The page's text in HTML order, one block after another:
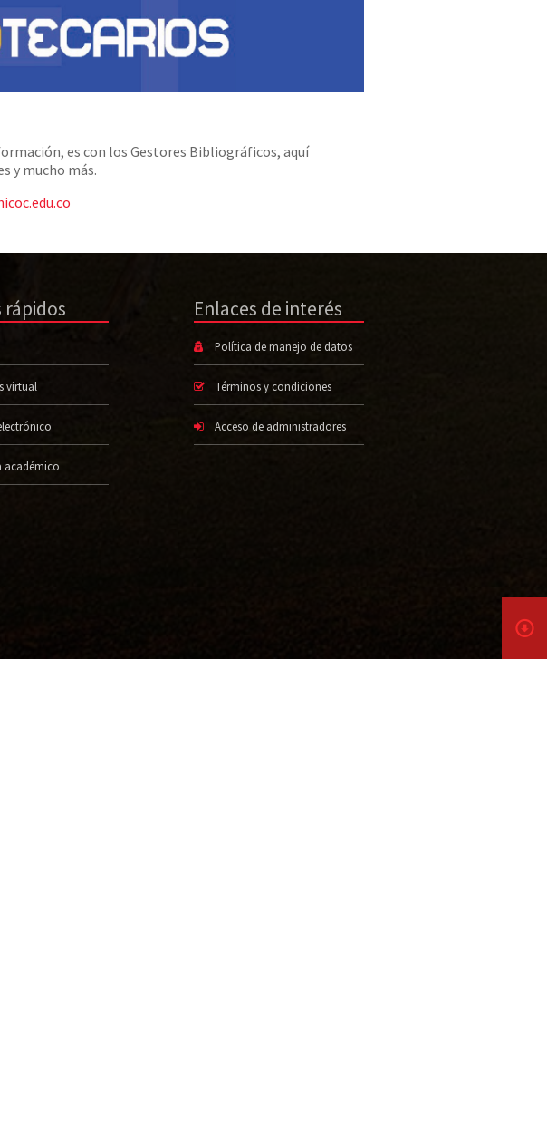
es con los Gestores Bibliográficos, aquí
y mucho más.
rápidos
virtual
académico
Enlaces de interés
Política de manejo de datos
Términos y condiciones
Acceso de administradores